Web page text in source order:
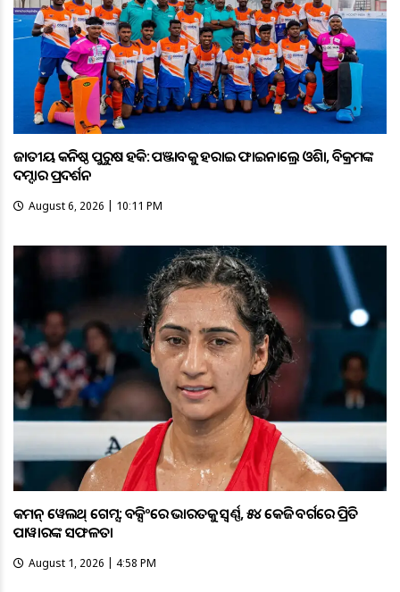
ଜାତୀୟ କନିଷ୍ଠ ପୁରୁଷ ହକି: ପଞ୍ଜାବକୁ ହରାଇ ଫାଇନାଲ୍ରେ ଓଡ଼ିଶା, ବିକ୍ରମଙ୍କ
ଦମ୍ଦାର ପ୍ରଦର୍ଶନ
August 6, 2026 | 10:11 PM
କମନ୍ ୱେଲଥ୍ ଗେମ୍ସ: ବକ୍ସିଂରେ ଭାରତକୁ ସ୍ବର୍ଣ୍ଣ, ୫୪ କେଜି ବର୍ଗରେ ପ୍ରିତି
ପାୱାରଙ୍କ ସଫଳତା
August 1, 2026 | 4:58 PM